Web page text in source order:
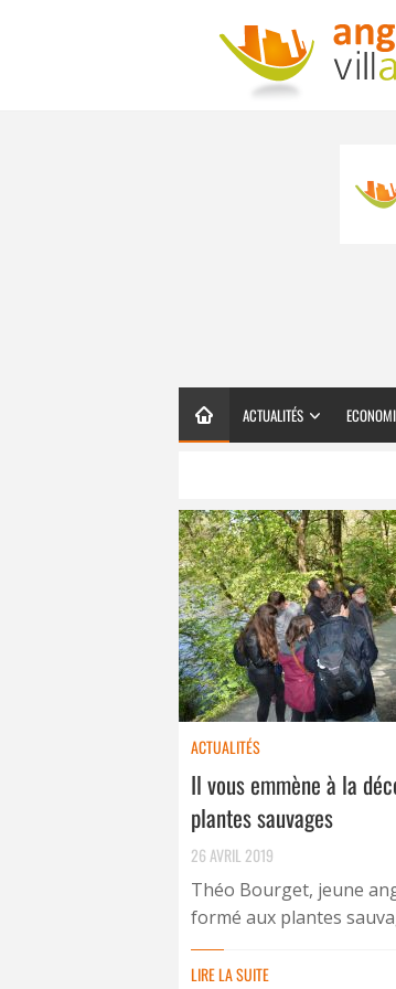
ACTUALITÉS
ACTUALITÉS
Il vous emmène à la
plantes sauvages
26 AVRIL 2019
Théo Bourget, jeune
formé aux plantes
LIRE LA SUITE